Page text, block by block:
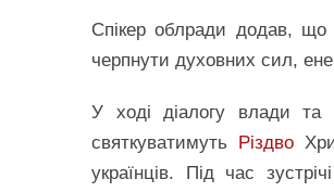
Спікер облради додав, що
черпнути духовних сил,
У ході діалогу влади та
святкуватимуть
Різдво
українців. Під час